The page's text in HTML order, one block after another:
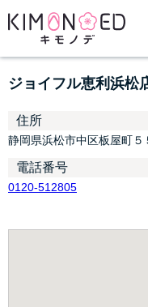
ジョイフル恵利浜松
住所
静岡県浜松市中区板屋町５
電話番号
0120-512805